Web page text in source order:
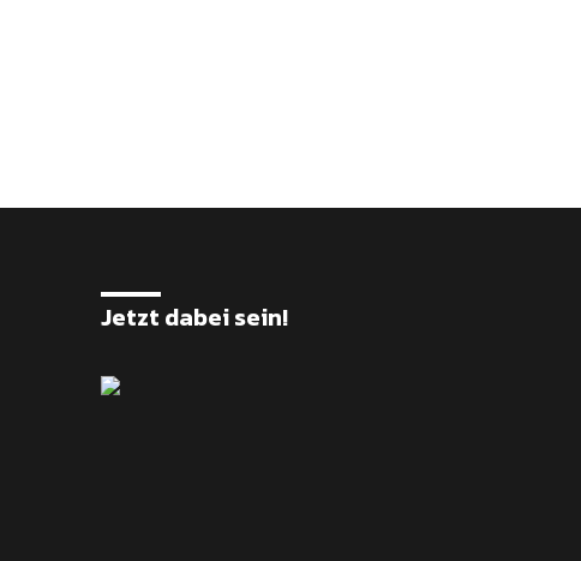
Jetzt dabei sein!